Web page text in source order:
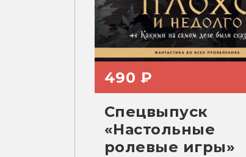
490 ₽
Спецвыпуск
«Настольные
ролевые игры»